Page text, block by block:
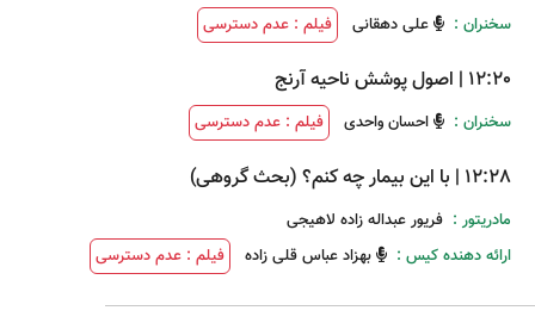
سخنران : علی دهقانی فیلم : عدم دسترسی
12:20
| اصول پوشش ناحیه آرنج
سخنران : احسان واحدی فیلم : عدم دسترسی
12:28
| با این بیمار چه کنم؟ (بحث گروهی)
مادریتور : فریور عبداله زاده لاهیجی
ارائه دهنده کیس :
بهزاد عباس قلی زاده فیلم : عدم دسترسی